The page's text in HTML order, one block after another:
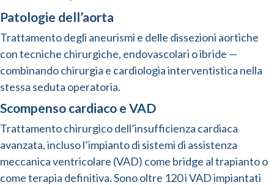
Patologie dell’aorta
Trattamento degli aneurismi e delle dissezioni aortiche
con tecniche chirurgiche, endovascolari o ibride —
combinando chirurgia e cardiologia interventistica nella
stessa seduta operatoria.
Scompenso cardiaco e VAD
Trattamento chirurgico dell’insufficienza cardiaca
avanzata, incluso l’impianto di sistemi di assistenza
meccanica ventricolare (VAD) come bridge al trapianto o
come terapia definitiva. Sono oltre 120 i VAD impiantati